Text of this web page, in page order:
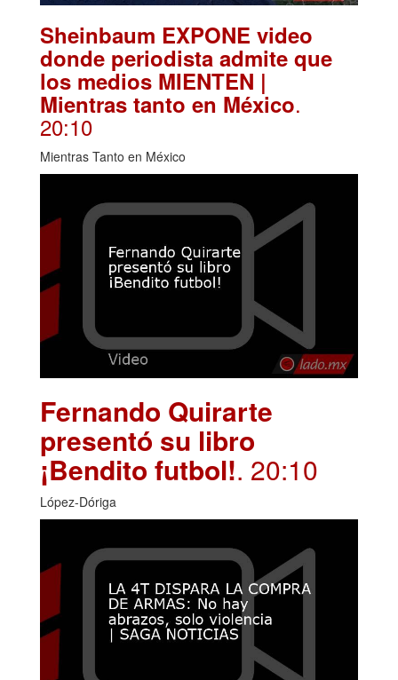
Sheinbaum EXPONE video
donde periodista admite que
los medios MIENTEN |
Mientras tanto en México.
20:10
Mientras Tanto en México
Fernando Quirarte
presentó su libro
¡Bendito futbol!. 20:10
López-Dóriga